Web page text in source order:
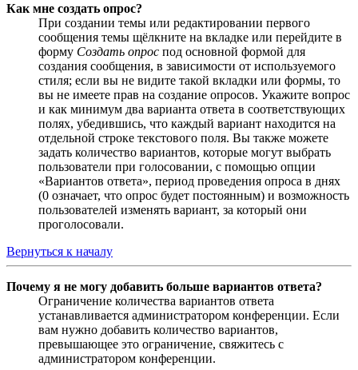
Как мне создать опрос?
При создании темы или редактировании первого
сообщения темы щёлкните на вкладке или перейдите в
форму Создать опрос под основной формой для
создания сообщения, в зависимости от используемого
стиля; если вы не видите такой вкладки или формы, то
вы не имеете прав на создание опросов. Укажите вопрос
и как минимум два варианта ответа в соответствующих
полях, убедившись, что каждый вариант находится на
отдельной строке текстового поля. Вы также можете
задать количество вариантов, которые могут выбрать
пользователи при голосовании, с помощью опции
«Вариантов ответа», период проведения опроса в днях
(0 означает, что опрос будет постоянным) и возможность
пользователей изменять вариант, за который они
проголосовали.
Вернуться к началу
Почему я не могу добавить больше вариантов ответа?
Ограничение количества вариантов ответа
устанавливается администратором конференции. Если
вам нужно добавить количество вариантов,
превышающее это ограничение, свяжитесь с
администратором конференции.